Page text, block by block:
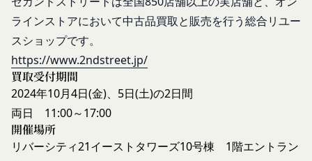
ラインストアにおいて中古品買取と販売を行う総合リユー
スショップです。
https://www.2ndstreet.jp/
買取受付期間
2024年10月4日(金)、5日(土)の2日間
両日 11:00～17:00
開催場所
リバーシティ21イーストタワーズ10号棟 1階エントラン
には当社のサービスの一部が利用できなくなくなる
ことがあります。
お客様のアクションに関する情報
お客様が、当社のサービスを利用する際、直接当社
に提供した情報および当社のサービスを提供してい
る第三者サービス提供者を通じて提供した情報を、
当社は取得・保管することがあります。お客様のサ
ービスご利用状況、他の利用者との交流に関する情
報も取得することがあります。
外部サービスとの連携により取得する情報
利用者自身が追加、変更を行った場合の当該情報を
いいます。
「アカウント」
各会員が保有する、本サービスの利用に関する権利
の総体をいいます。
「パスワード」
登録情報と組み合わせて、会員とその他の者とを識
別するために用いられる符号をいいます。
「提携パートナー」